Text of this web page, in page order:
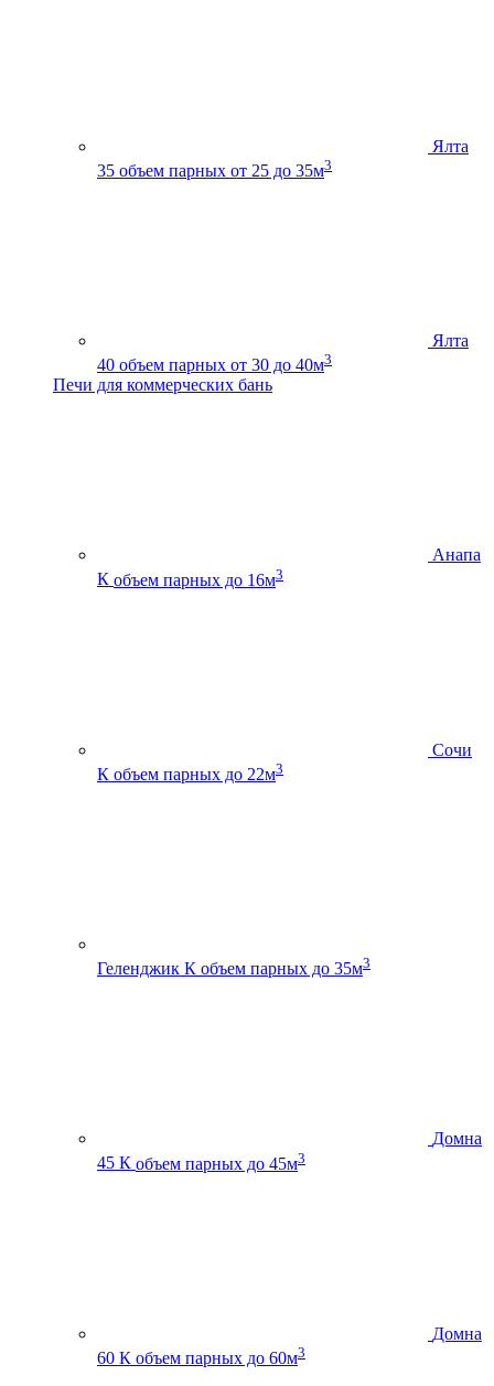
Ялта
35 объем парных от 25 до 35м3
Ялта
40 объем парных от 30 до 40м3
Печи для коммерческих бань
Анапа
К объем парных до 16м3
Сочи
К объем парных до 22м3
Геленджик К объем парных до 35м3
Домна
45 К объем парных до 45м3
Домна
60 К объем парных до 60м3